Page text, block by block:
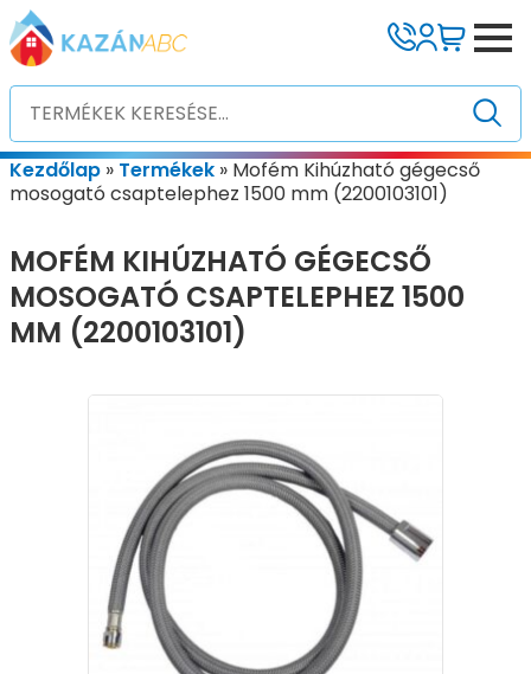
Kezdőlap » Termékek » Mofém Kihúzható gégecső
mosogató csaptelephez 1500 mm (2200103101)
MOFÉM KIHÚZHATÓ GÉGECSŐ
MOSOGATÓ CSAPTELEPHEZ 1500
MM (2200103101)